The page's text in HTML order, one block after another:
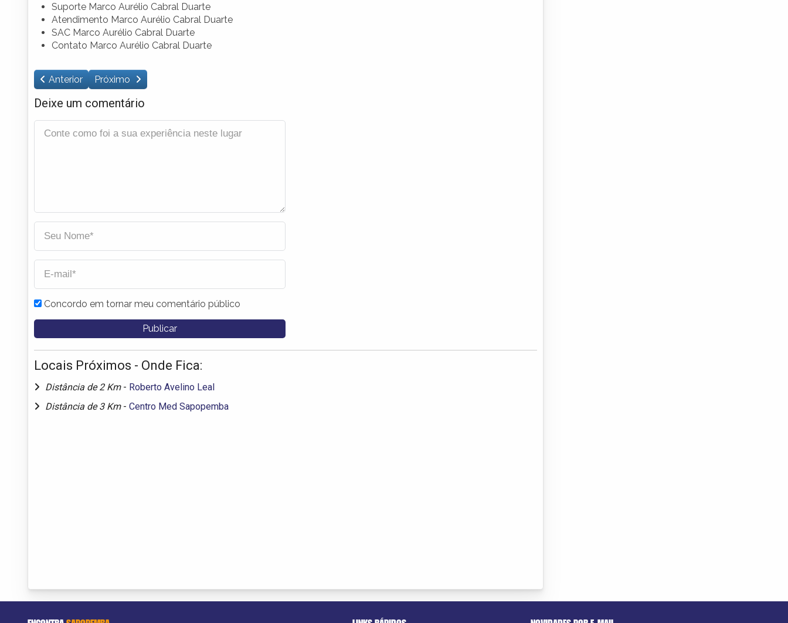
Suporte Marco Aurélio Cabral Duarte
Atendimento Marco Aurélio Cabral Duarte
SAC Marco Aurélio Cabral Duarte
Contato Marco Aurélio Cabral Duarte
Anterior Próximo
Deixe um comentário
Concordo em tornar meu comentário público
Locais Próximos - Onde Fica:
Distância de 2 Km - Roberto Avelino Leal
Distância de 3 Km - Centro Med Sapopemba